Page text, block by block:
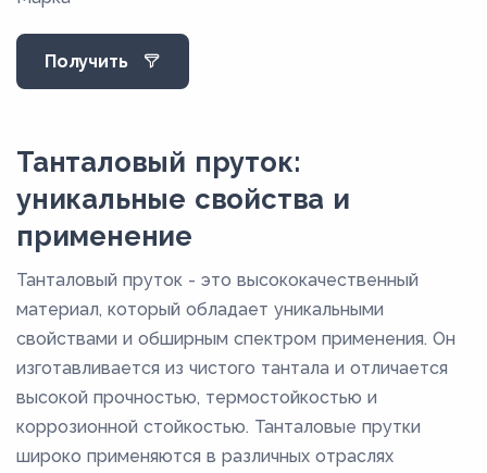
Получить
Танталовый пруток:
уникальные свойства и
применение
Танталовый пруток - это высококачественный
материал, который обладает уникальными
свойствами и обширным спектром применения. Он
изготавливается из чистого тантала и отличается
высокой прочностью, термостойкостью и
коррозионной стойкостью. Танталовые прутки
широко применяются в различных отраслях